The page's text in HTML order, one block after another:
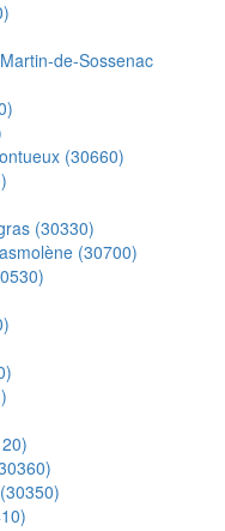
de-Sossenac
(30660)
(30330)
(30700)